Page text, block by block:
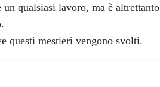
qualsiasi lavoro, ma è altrettanto
questi mestieri vengono svolti.